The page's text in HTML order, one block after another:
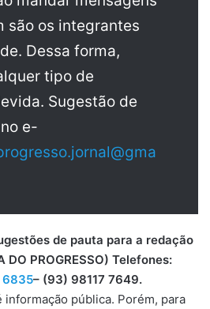
são os integrantes
Dessa forma,
tipo de
Sugestão de
e-
de pauta para a redação
DO PROGRESSO) Telefones:
– (93) 98117 7649.
informação pública. Porém, para